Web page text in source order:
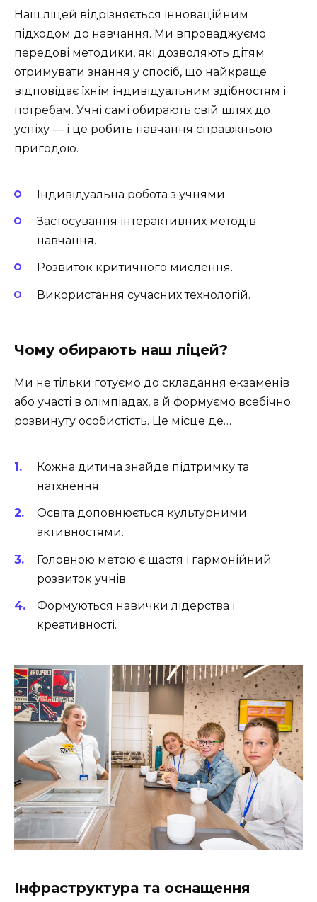
Наш ліцей відрізняється інноваційним
підходом до навчання. Ми впроваджуємо
передові методики, які дозволяють дітям
отримувати знання у спосіб, що найкраще
відповідає їхнім індивідуальним здібностям і
потребам. Учні самі обирають свій шлях до
успіху — і це робить навчання справжньою
пригодою.
Індивідуальна робота з учнями.
Застосування інтерактивних методів
навчання.
Розвиток критичного мислення.
Використання сучасних технологій.
Чому обирають наш ліцей?
Ми не тільки готуємо до складання екзаменів
або участі в олімпіадах, а й формуємо всебічно
розвинуту особистість. Це місце де…
Кожна дитина знайде підтримку та
натхнення.
Освіта доповнюється культурними
активностями.
Головною метою є щастя і гармонійний
розвиток учнів.
Формуються навички лідерства і
креативності.
Інфраструктура та оснащення